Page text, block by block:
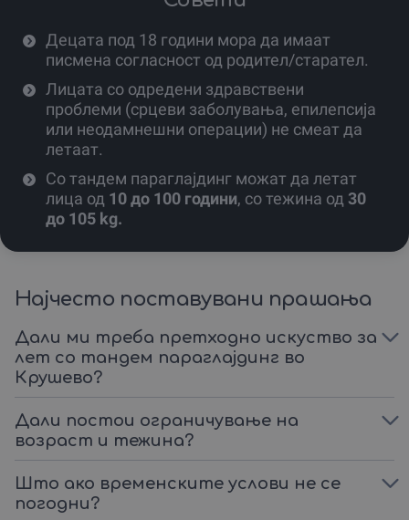
натпревари, вклучувајќи и Европски и Светски
првенства.
Илјадници пилоти од различни земји го избираат
Крушево за незаборавни летови.
Дојди и доживеј го небото на оваа светска
параглајдинг сцена!
Спремен ли си за лет што ќе ти го одземе здивот?
Резервирај ваучер сега и почувствувај ја слободата на
летот!
Децата под 18 години мора да имаат
писмена согласност од родител/старател.
Лицата со одредени здравствени
проблеми (срцеви заболувања, епилепсија
или неодамнешни операции) не смеат да
летаат.
Со тандем параглаjдинг можат да летат
лица од 10 до 100 години, со тежина од 30
до 105 kg.
Најчесто поставувани прашања
Дали ми треба претходно искуство за
лет со тандем параглајдинг во
Крушево?
Дали постои ограничување на
возраст и тежина?
Што ако временските услови не се
погодни?